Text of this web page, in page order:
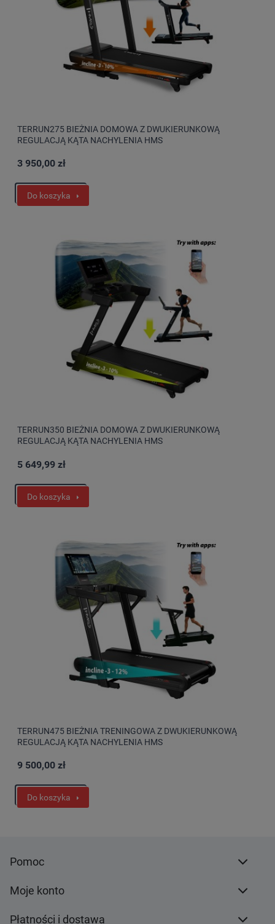
TERRUN275 BIEŻNIA DOMOWA Z DWUKIERUNKOWĄ
REGULACJĄ KĄTA NACHYLENIA HMS
3 950,00 zł
Do koszyka
TERRUN350 BIEŻNIA DOMOWA Z DWUKIERUNKOWĄ
REGULACJĄ KĄTA NACHYLENIA HMS
5 649,99 zł
Do koszyka
TERRUN475 BIEŻNIA TRENINGOWA Z DWUKIERUNKOWĄ
REGULACJĄ KĄTA NACHYLENIA HMS
9 500,00 zł
Do koszyka
Pomoc
Moje konto
Płatności i dostawa